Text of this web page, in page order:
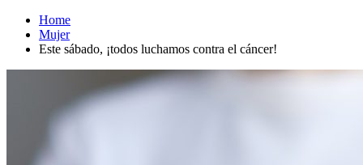
Home
Mujer
Este sábado, ¡todos luchamos contra el cáncer!